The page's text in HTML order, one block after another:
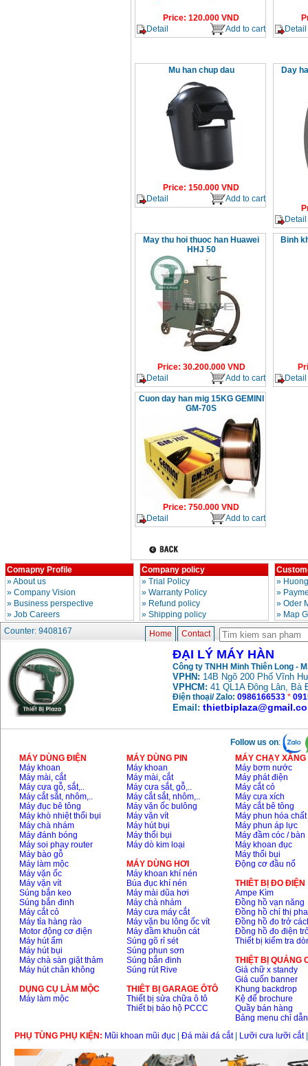
Price: 120.000 VND
Detail
Add to cart
Detail
Mu han chup dau
Price: 150.000 VND
Detail
Add to cart
Day
Detail
May thu hoi thuoc han Huawei
HHJ 50
Price: 30.200.000VND
Detail
Add to cart
Binh
Detail
Cuon day han mig 15KG GEMINI
GM-70S
Price: 750.000 VND
Detail
Add to cart
Comapny Profile
»About us
» Company Vision
» Business perspective
» Job Careers
Company policy
» Trial Policy
» Warranty Policy
» Refund policy
» Shipping policy
»
»
» Oder
» Map
Counter: 9408167
Home Contact
ĐẠI LÝ MÁY HÀN
Công ty TNHH Minh Thiên Long -
VPHN: 14B Ngõ 200 Phố Vĩnh
VPHCM: 41 QL1A Đông Lân, Bà
Điện thoại/ Zalo: 0986166533 *
Email:
Follow us on:
MÁY DÙNG ĐIỆN
Máy khoan
Máy mài, cắt
Máy cưa gỗ, sắt,..
Máy cắt sắt, nhôm,..
Máy đục bê tông
Máy khò nhiệt thổi bụi
Máy chà nhám
Máy đánh bóng
Máy soi phay router
Máy bào gỗ
Máy làm mộc
Máy vặn ốc
Máy vặn vít
Súng bắn keo
Súng bắn đinh
Máy cắt cỏ
Máy tỉa hàng rào
Motor động cơ điện
Máy hút ẩm
Máy hút bụi
Máy chà sàn giặt thảm
Máy hút chân không
DỤNG CỤ LÀM MỘC
Máy làm mộc
MÁY DÙNG PIN
Máy khoan
Máy mài, cắt
Máy cưa sắt, gỗ,..
Máy cắt sắt, nhôm,..
Máy vặn ốc bulông
Máy vặn vít
Máy hút bụi
Máy thổi bụi
Máy dò kim loại
MÁY DÙNG HƠI
Máy khoan khí nén
Búa đục khí nén
Máy mài dũa hơi
Máy chà nhám
Máy cưa máy cắt
Máy vặn bu lông ốc vít
Máy đầm khuôn cát
Súng gõ rỉ sét
Súng phun sơn
Súng bắn đinh
Súng rút Rive
THIÊT BỊ GARAGE ÔTÔ
Thiết bị sửa chữa ô tô
Thiết bị bảo hộ PCCC
MÁY CHẠY
Máy bơm nước
Máy phát điện
Máy cắt cỏ
Máy cưa xích
Máy cắt bê tông
Máy phun hóa chất
Máy phun áp lực
Máy đầm cóc / bàn
Máy khoan đục
Máy thổi bụi
Động cơ đầu nổ
THIÊT BỊ ĐO ĐIỆN
Ampe Kìm
Đồng hồ vạn năng
Đồng hồ chỉ thị pha
Đồng hồ đo trở
Đồng hồ đo điện
Thiết bị kiểm tra
THIỆT BỊ QUẢNG
Giá chữ x standy
Giá cuốn banner
Khung backdrop
Kệ để brochure
Quầy bán hàng
Bảng menu chỉ dẫn
PHỤ TÙNG PHỤ KIỆN: Mũi khoan mũi đục Đá mài đá cắt| Lưỡi cưa lưỡi cắt